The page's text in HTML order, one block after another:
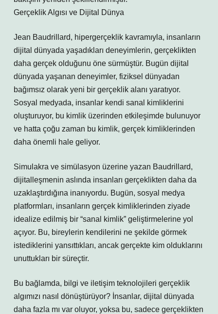
Gerçeklik Algısı ve Dijital Dünya
Jean Baudrillard, hipergerçeklik kavramıyla, insanların
dijital dünyada yaşadıkları deneyimlerin, gerçeklikten
daha gerçek olduğunu öne sürmüştür. Bugün dijital
dünyada yaşanan deneyimler, fiziksel dünyadan
bağımsız olarak yeni bir gerçeklik alanı yaratıyor.
Sosyal medyada, insanlar kendi sanal kimliklerini
oluşturuyor, bu kimlik üzerinden etkileşimde bulunuyor
ve hatta çoğu zaman bu kimlik, gerçek kimliklerinden
daha önemli hale geliyor.
Simulakra ve simülasyon üzerine yazan Baudrillard,
dijitalleşmenin aslında insanları gerçeklikten daha da
uzaklaştırdığına inanıyordu. Bugün, sosyal medya
platformları, insanların gerçek kimliklerinden ziyade
idealize edilmiş bir “sanal kimlik” geliştirmelerine yol
açıyor. Bu, bireylerin kendilerini ne şekilde görmek
istediklerini yansıttıkları, ancak gerçekte kim olduklarını
unuttukları bir süreçtir.
Bu bağlamda, bilgi ve iletişim teknolojileri gerçeklik
algımızı nasıl dönüştürüyor? İnsanlar, dijital dünyada
daha fazla mı var oluyor, yoksa bu, sadece gerçeklikten